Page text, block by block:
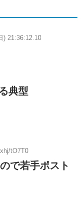
) 21:36:12.10
典型
tO7T0
で若手ポスト